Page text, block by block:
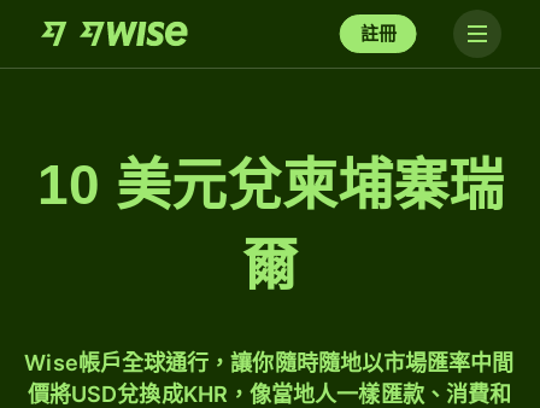
註冊
10 美元兌柬埔寨瑞
爾
Wise帳戶全球通行，讓你隨時隨地以市場匯率中間
價將USD兌換成KHR，像當地人一樣匯款、消費和